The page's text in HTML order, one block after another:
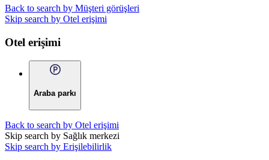
Back to search by Müşteri görüşleri
Skip search by Otel erişimi
Otel erişimi
Araba parkı
Back to search by Otel erişimi
Skip search by Sağlık merkezi
Skip search by Erişilebilirlik